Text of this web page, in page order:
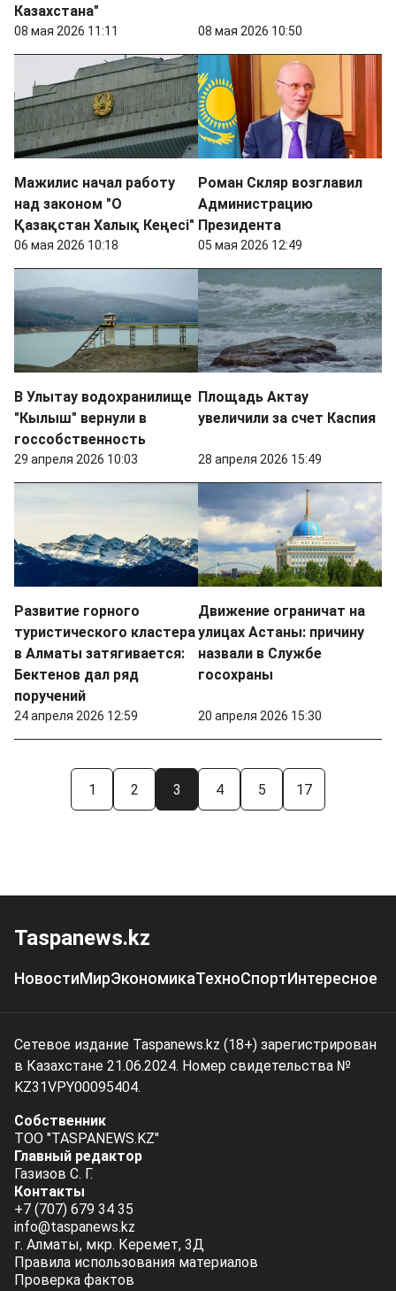
Казахстана"
08 мая 2026 11:11 08 мая 2026 10:50
Мажилис начал работу
над законом "О
Қазақстан Халық Кеңесі"
06 мая 2026 10:18
Роман Скляр возглавил
Администрацию
Президента
05 мая 2026 12:49
В Улытау водохранилище
"Кылыш" вернули в
госсобственность
29 апреля 2026 10:03
Площадь Актау
увеличили за счет Каспия
28 апреля 2026 15:49
Развитие горного
туристического кластера
в Алматы затягивается:
Бектенов дал ряд
поручений
24 апреля 2026 12:59
Движение ограничат на
улицах Астаны: причину
назвали в Службе
госохраны
20 апреля 2026 15:30
1 2 3 4 5 17
Taspanews.kz
НовостиМирЭкономикаТехноСпортИнтересное
Сетевое издание Taspanews.kz (18+) зарегистрирован
в Казахстане 21.06.2024. Номер свидетельства №
KZ31VPY00095404.
Собственник
ТОО "TASPANEWS.KZ"
Главный редактор
Газизов С. Г.
Контакты
+7 (707) 679 34 35
info@taspanews.kz
г. Алматы, мкр. Керемет, 3Д
Правила использования материалов
Проверка фактов